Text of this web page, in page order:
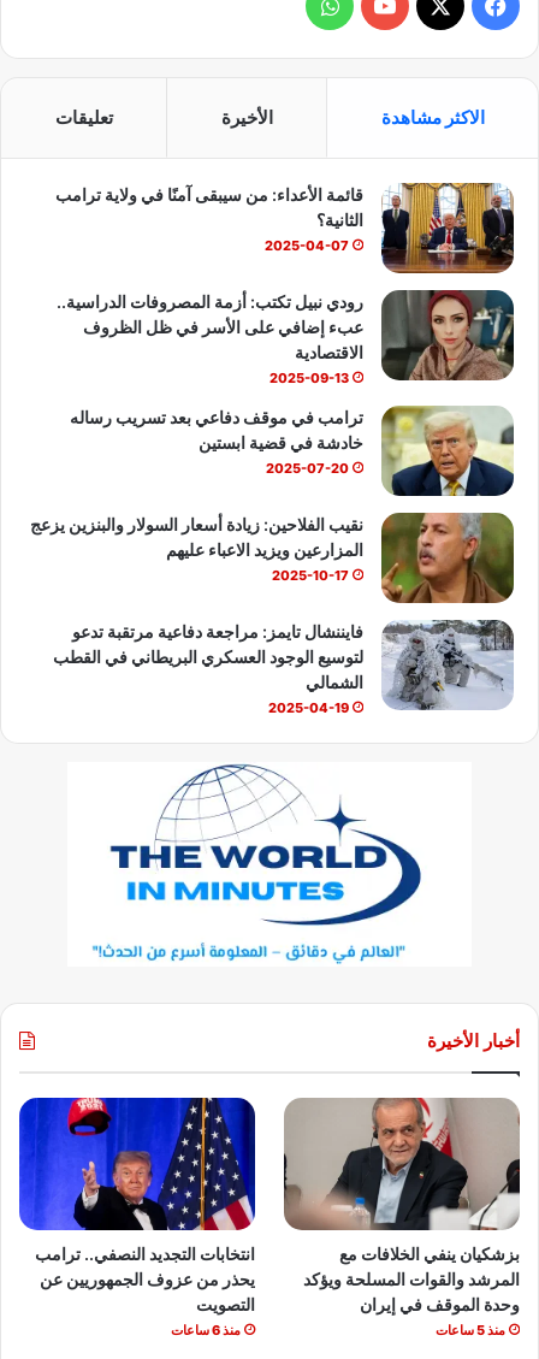
ي
و
ك
X
Y
T
u
e
ا
ا
ب
الاكثر مشاهدة الأخيرة تعليقات
قائمة الأعداء: من سيبقى آمنًا في ولاية ترامب
الثانية؟
2025-04-07
رودي نبيل تكتب: أزمة المصروفات الدراسية..
عبء إضافي على الأسر في ظل الظروف
الاقتصادية
2025-09-13
ترامب في موقف دفاعي بعد تسريب رساله
خادشة في قضية ابستين
2025-07-20
نقيب الفلاحين: زيادة أسعار السولار والبنزين يزعج
المزارعين ويزيد الاعباء عليهم
2025-10-17
فايننشال تايمز: مراجعة دفاعية مرتقبة تدعو
لتوسيع الوجود العسكري البريطاني في القطب
الشمالي
2025-04-19
أخبار الأخيرة
بزشكيان ينفي الخلافات مع
المرشد والقوات المسلحة ويؤكد
وحدة الموقف في إيران
منذ 5 ساعات
انتخابات التجديد النصفي.. ترامب
يحذر من عزوف الجمهوريين عن
التصويت
منذ 6 ساعات